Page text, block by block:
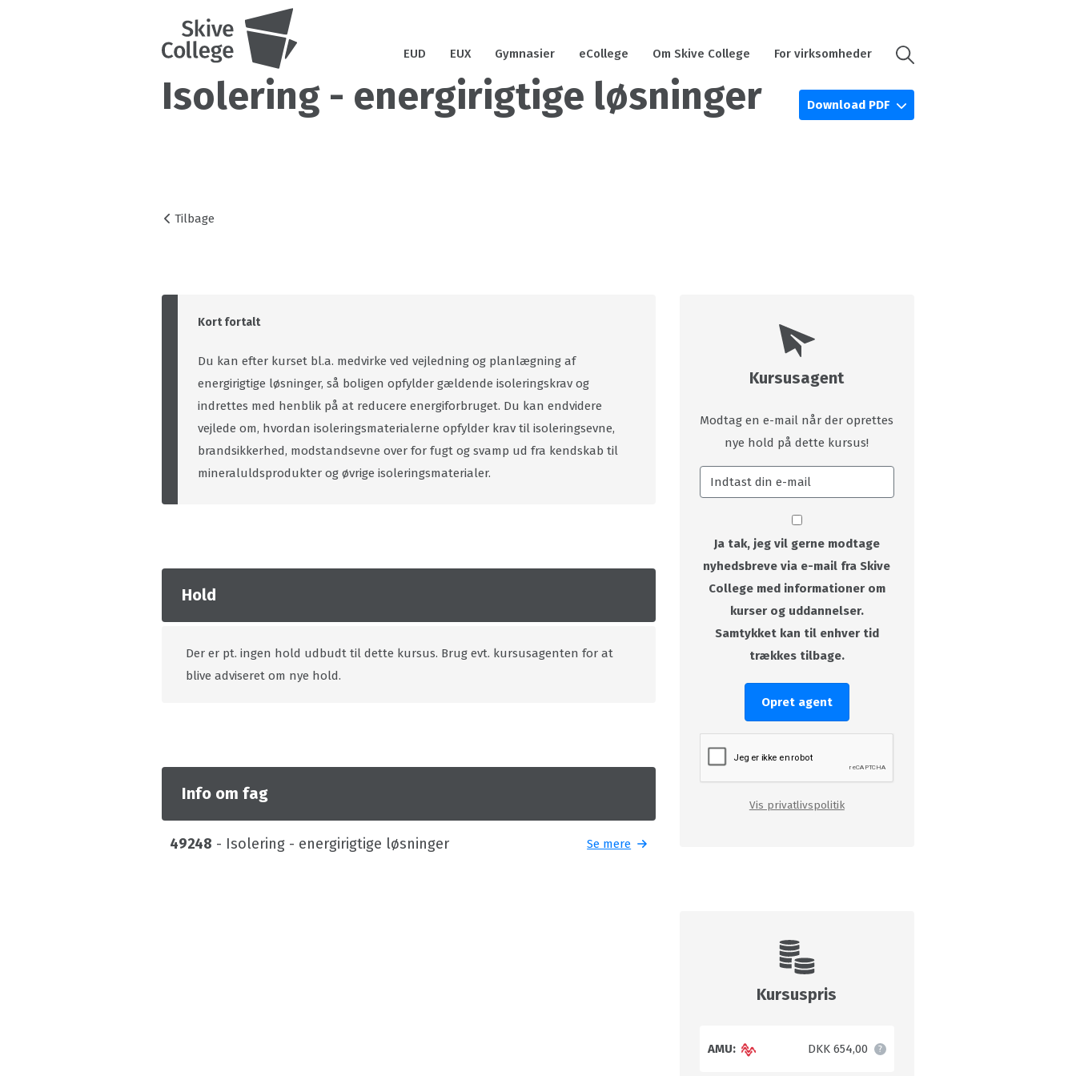
EUD EUX Gymnasier eCollege Om Skive College For virksomheder
Isolering - energirigtige løsninger Download PDF
Tilbage
Kort fortalt
Du kan efter kurset bl.a. medvirke ved vejledning og planlægning af
energirigtige løsninger, så boligen opfylder gældende isoleringskrav og
indrettes med henblik på at reducere energiforbruget. Du kan endvidere
vejlede om, hvordan isoleringsmaterialerne opfylder krav til isoleringsevne,
brandsikkerhed, modstandsevne over for fugt og svamp ud fra kendskab til
mineraluldsprodukter og øvrige isoleringsmaterialer.
Hold
Der er pt. ingen hold udbudt til dette kursus. Brug evt. kursusagenten for at
blive adviseret om nye hold.
Info om fag
49248 - Isolering - energirigtige løsninger Se mere
Kursusagent
Modtag en e-mail når der oprettes
nye hold på dette kursus!
Ja tak, jeg vil gerne modtage
nyhedsbreve via e-mail fra Skive
College med informationer om
kurser og uddannelser.
Samtykket kan til enhver tid
trækkes tilbage.
Opret agent
Vis privatlivspolitik
Kursuspris
AMU: DKK 654,00